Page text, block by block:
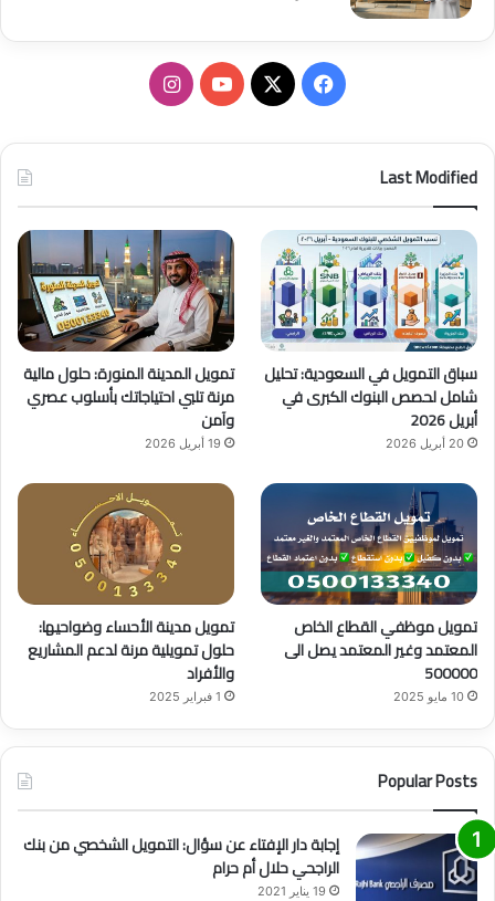
ب
ك
u
T
u
b
e
ت
ق
ر
ا
م
Last Modified
سباق التمويل في السعودية: تحليل
شامل لحصص البنوك الكبرى في
أبريل 2026
20 أبريل 2026
تمويل المدينة المنورة: حلول مالية
مرنة تلبي احتياجاتك بأسلوب عصري
وآمن
19 أبريل 2026
تمويل موظفي القطاع الخاص
المعتمد وغير المعتمد يصل الى
500000
10 مايو 2025
تمويل مدينة الأحساء وضواحيها:
حلول تمويلية مرنة لدعم المشاريع
والأفراد
1 فبراير 2025
Popular Posts
إجابة دار الإفتاء عن سؤال: التمويل الشخصي من بنك
الراجحي حلال أم حرام
19 يناير 2021